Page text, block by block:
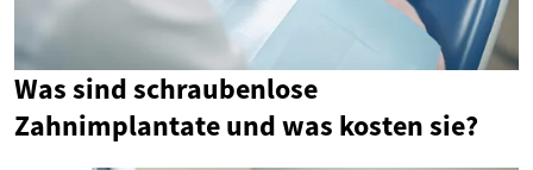
Was sind schraubenlose
Zahnimplantate und was kosten sie?